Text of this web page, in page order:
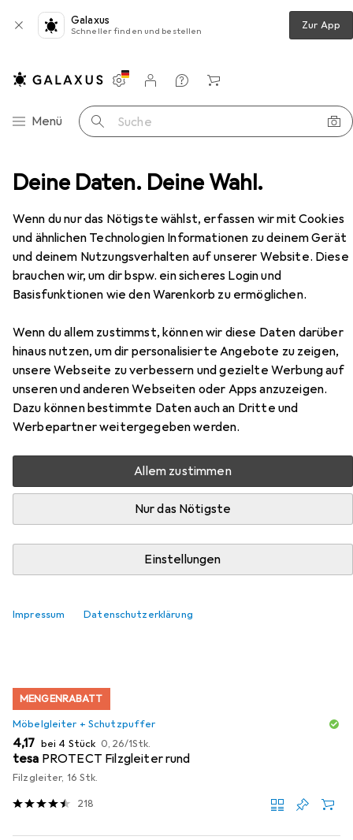
Deine Daten. Deine Wahl.
Wenn du nur das Nötigste wählst, erfassen wir mit Cookies
und ähnlichen Technologien Informationen zu deinem Gerät
und deinem Nutzungsverhalten auf unserer Website. Diese
brauchen wir, um dir bspw. ein sicheres Login und
Basisfunktionen wie den Warenkorb zu ermöglichen.
Wenn du allem zustimmst, können wir diese Daten darüber
hinaus nutzen, um dir personalisierte Angebote zu zeigen,
unsere Webseite zu verbessern und gezielte Werbung auf
unseren und anderen Webseiten oder Apps anzuzeigen.
Dazu können bestimmte Daten auch an Dritte und
Werbepartner weitergegeben werden.
Allem zustimmen
Nur das Nötigste
Einstellungen
Impressum Datenschutzerklärung
Galaxus
Schneller finden und bestellen Zur App
Navigation nach Kategorien
Menü Suche
Einstellungen
Kundenkonto
Vergleichslisten
Merklisten
Warenkorb
Regal Vicco Küchenunterschrank Fame-Line
EUR
164,10
Vicco Küchenunterschrank Fame-Line
40 x 60 x 82 cm
Zubehör für Vicco
Küchenunterschrank Fame-Line
Hier findest du passendes Zubehör zum Produkt Vicco
Küchenunterschrank Fame-Line aus der Kategorie
Möbelgleiter + Schutzpuffer.
Möbelgleiter + Schutzpuffer
MENGENRABATT
Möbelgleiter + Schutzpuffer
EUR
4,17 bei 4 Stück EUR
0,26/1Stk.
tesa PROTECT Filzgleiter rund
Filzgleiter, 16 Stk.
218